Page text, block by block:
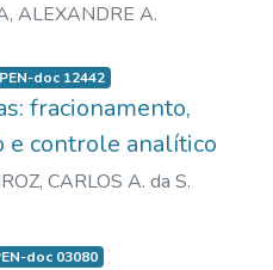
ALEXANDRE A.
doc 12442
fracionamento,
e controle analítico
CARLOS A. da S.
doc 03080